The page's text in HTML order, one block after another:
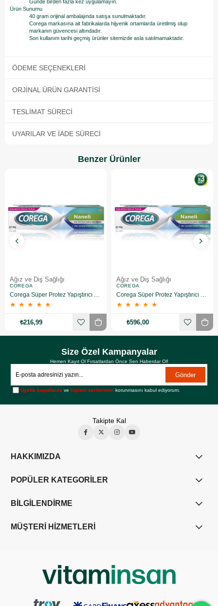
Günde birden fazla kez uygulamayın.
Ürün Sunumu
40 gram orijinal ambalajında satışa sunulmaktadır.
Corega markasına ait fabrikalarda hijyenik ortamlarda üretilmiş olup
markanın güvencesi altındadır.
Son kullanım tarihi geçmiş ürünler sitemizde asla satılmamaktadır.
ÖDEME SEÇENEKLERI
ORJINAL ÜRÜN GARANTISI
TESLIMAT SÜRECI
UYARILAR VE İADE SÜRECI
Benzer Ürünler
Ağız ve Diş Sağlığı
COREGA
Corega Süper Protez Yapıştırıcı Naneli Krem 40 Gr
★ ★ ★ ★ ★
₺216,99
Ağız ve Diş Sağlığı
COREGA
Corega Süper Protez Yapıştırıcı Naneli Krem 40 Gr 3 Adet
★ ★ ★ ★ ★
₺596,00
Size Özel Kampanyalar
Hemen Kayıt Ol Fırsatlardan Önce Sen Haberdar Ol!
Gönder
Üyelik koşullarını vekişisel verilerimin korunmasını kabul ediyorum.
Takipte Kal
HAKKIMIZDA
POPÜLER KATEGORİLER
BİLGİLENDİRME
MÜŞTERİ HİZMETLERİ